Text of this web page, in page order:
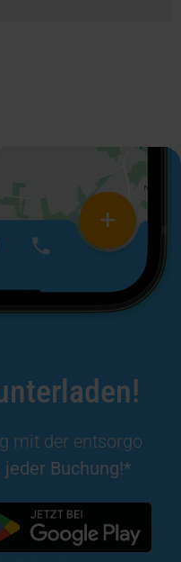
mit der entsorgo
jeder Buchung!*